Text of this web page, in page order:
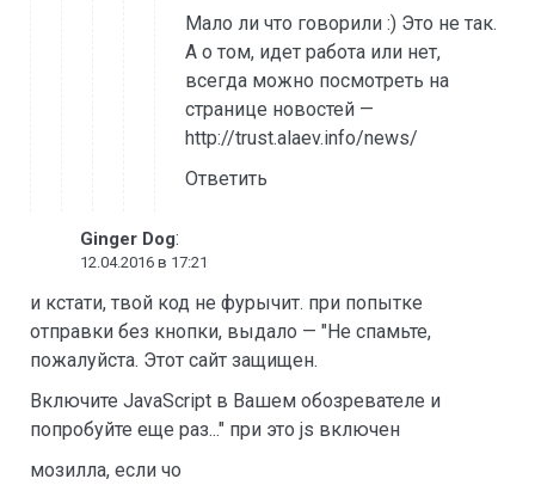
Мало ли что говорили :) Это не так.
А о том, идет работа или нет,
всегда можно посмотреть на
странице новостей —
http://trust.alaev.info/news/
Ответить
Ginger Dog:
12.04.2016 в 17:21
и кстати, твой код не фурычит. при попытке
отправки без кнопки, выдало — "Не спамьте,
пожалуйста. Этот сайт защищен.
Включите JavaScript в Вашем обозревателе и
попробуйте еще раз..." при это js включен
мозилла, если чо